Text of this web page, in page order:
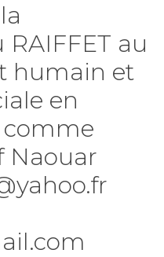
au
humain et
en
Naouar